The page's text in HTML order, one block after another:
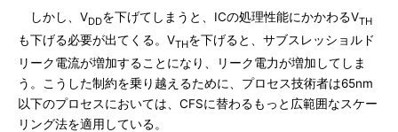
しかし、VDDを下げてしまうと、ICの処理性能にかかわるVTH
も下げる必要が出てくる。VTHを下げると、サブスレッショルド
リーク電流が増加することになり、リーク電力が増加してしま
う。こうした制約を乗り越えるために、プロセス技術者は65nm
以下のプロセスにおいては、CFSに替わるもっと広範囲なスケー
リング法を適用している。